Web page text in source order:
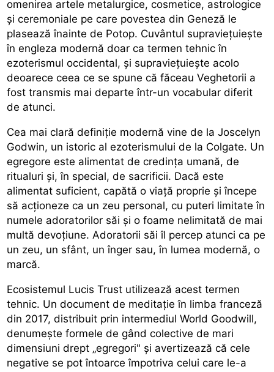
omenirea artele metalurgice, cosmetice, astrologice
și ceremoniale pe care povestea din Geneză le
plasează înainte de Potop. Cuvântul supraviețuiește
în engleza modernă doar ca termen tehnic în
ezoterismul occidental, și supraviețuiește acolo
deoarece ceea ce se spune că făceau Veghetorii a
fost transmis mai departe într-un vocabular diferit
de atunci.
Cea mai clară definiție modernă vine de la Joscelyn
Godwin, un istoric al ezoterismului de la Colgate. Un
egregore este alimentat de credința umană, de
ritualuri și, în special, de sacrificii. Dacă este
alimentat suficient, capătă o viață proprie și începe
să acționeze ca un zeu personal, cu puteri limitate în
numele adoratorilor săi și o foame nelimitată de mai
multă devoțiune. Adoratorii săi îl percep atunci ca pe
un zeu, un sfânt, un înger sau, în lumea modernă, o
marcă.
Ecosistemul Lucis Trust utilizează acest termen
tehnic. Un document de meditație în limba franceză
din 2017, distribuit prin intermediul World Goodwill,
denumește formele de gând colective de mari
dimensiuni drept „egregori" și avertizează că cele
negative se pot întoarce împotriva celui care le-a